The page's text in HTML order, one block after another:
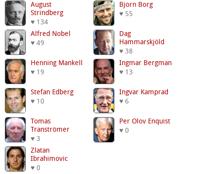
August
Strindberg
♥ 134
Bjorn Borg
♥ 55
Alfred Nobel
♥ 49
Dag
Hammarskjöld
♥ 38
Henning Mankell
♥ 19
Ingmar Bergman
♥ 13
Stefan Edberg
♥ 10
Ingvar Kamprad
♥ 6
Tomas
Tranströmer
♥ 3
Per Olov Enquist
♥ 0
Zlatan
Ibrahimovic
♥ 0